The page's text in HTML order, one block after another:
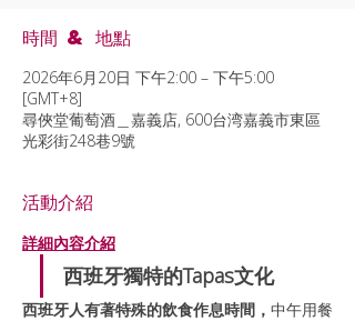
時間 & 地點
2026年6月20日 下午2:00 – 下午5:00
[GMT+8]
尋俠堂葡萄酒＿嘉義店, 600台湾嘉義市東區
光彩街248巷9號
活動介紹
詳細內容介紹
西班牙獨特的Tapas文化
西班牙人有著特殊的飲食作息時間， 中午用餐